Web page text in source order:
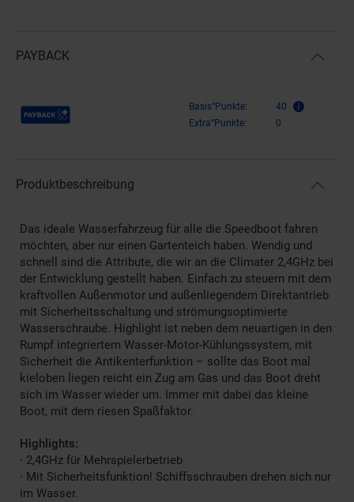
PAYBACK
Payback Punkte Basis°Punkte:
40
Extra°Punkte:
0
Produktbeschreibung
Das ideale Wasserfahrzeug für alle die Speedboot fahren
möchten, aber nur einen Gartenteich haben. Wendig und
schnell sind die Attribute, die wir an die Climater 2,4GHz bei
der Entwicklung gestellt haben. Einfach zu steuern mit dem
kraftvollen Außenmotor und außenliegendem Direktantrieb
mit Sicherheitsschaltung und strömungsoptimierte
Wasserschraube. Highlight ist neben dem neuartigen in den
Rumpf integriertem Wasser-Motor-Kühlungssystem, mit
Sicherheit die Antikenterfunktion – sollte das Boot mal
kieloben liegen reicht ein Zug am Gas und das Boot dreht
sich im Wasser wieder um. Immer mit dabei das kleine
Boot, mit dem riesen Spaßfaktor.
Highlights:
· 2,4GHz für Mehrspielerbetrieb
· Mit Sicherheitsfunktion! Schiffsschrauben drehen sich nur
im Wasser.